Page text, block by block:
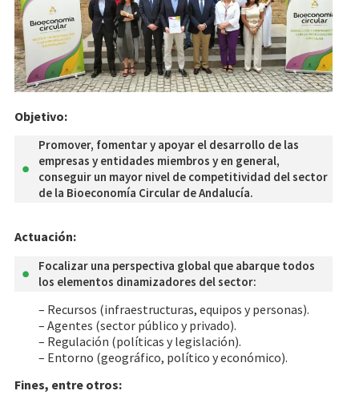
Objetivo:
Promover, fomentar y apoyar el desarrollo de las
empresas y entidades miembros y en general,
conseguir un mayor nivel de competitividad del sector
de la Bioeconomía Circular de Andalucía.
Actuación:
Focalizar una perspectiva global que abarque todos
los elementos dinamizadores del sector:
– Recursos (infraestructuras, equipos y personas).
– Agentes (sector público y privado).
– Regulación (políticas y legislación).
– Entorno (geográfico, político y económico).
Fines, entre otros: